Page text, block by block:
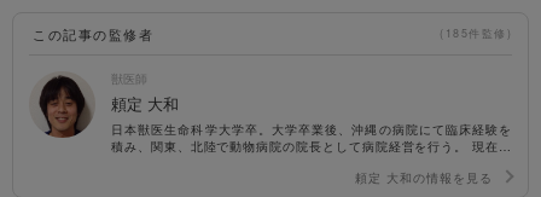
この記事の監修者 (185件監修)
獣医師
頼定 大和
日本獣医生命科学大学卒。大学卒業後、沖縄の病院にて臨床経験を
積み、関東、北陸で動物病院の院長として病院経営を行う。 現在は
た、猫の感染症や遺伝病の分野において大学と共同研究に取り組ん
頼定 大和の情報を見る